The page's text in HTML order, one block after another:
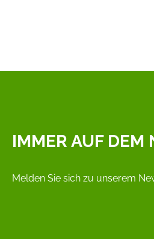
IMMER AUF DEM
Melden Sie sich zu unserem